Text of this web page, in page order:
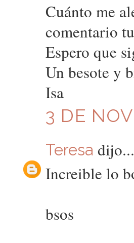
Cuánto me
comentario
Espero que
Un besote y
Isa
3 DE
Teresa dijo...
Increible lo
bsos